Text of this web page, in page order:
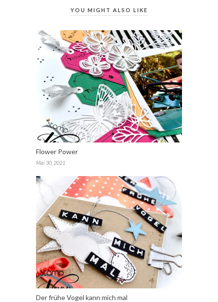
YOU MIGHT ALSO LIKE
Flower Power
Mai 30, 2021
Der frühe Vogel kann mich mal